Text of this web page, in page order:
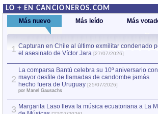
LO + EN CANCIONEROS.COM
Más nuevo Más leído Más
1 Capturan en Chile al último exmilitar condenado
el asesinato de Víctor Jara [27/07/2026]
2
La comparsa Bantú celebra su 10º aniversario con
mayor desfile de llamadas de candombe jamás
hecho fuera de Uruguay [25/07/2026]
por Manel Gausachs
3 Margarita Laso lleva la música ecuatoriana a La